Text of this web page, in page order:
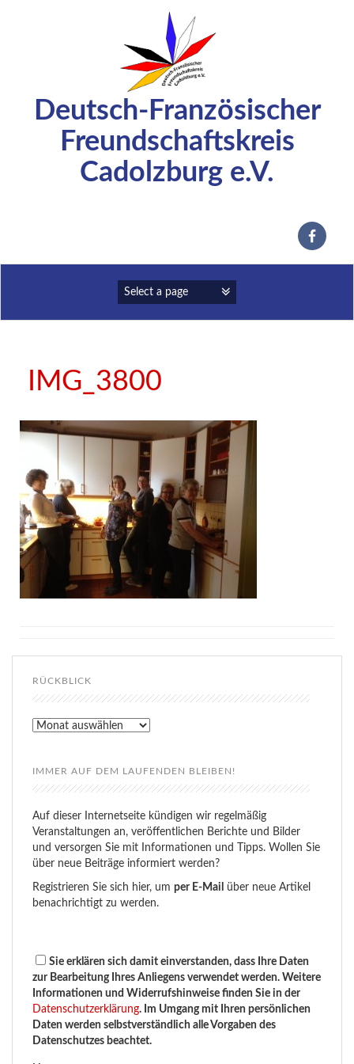
Deutsch-Französischer
Freundschaftskreis
Cadolzburg e.V.
IMG_3800
RÜCKBLICK
Rückblick
IMMER AUF DEM LAUFENDEN BLEIBEN!
Auf dieser Internetseite kündigen wir regelmäßig
Veranstaltungen an, veröffentlichen Berichte und Bilder
und versorgen Sie mit Informationen und Tipps. Wollen Sie
über neue Beiträge informiert werden?
Registrieren Sie sich hier, um per E-Mail
über neue Artikel
benachrichtigt zu werden.
Sie erklären sich damit einverstanden, dass Ihre Daten
zur Bearbeitung Ihres Anliegens verwendet werden. Weitere
Informationen und Widerrufshinweise finden Sie in der
Datenschutzerklärung. Im Umgang mit Ihren persönlichen
Daten werden selbstverständlich alle Vorgaben des
Datenschutzes beachtet.